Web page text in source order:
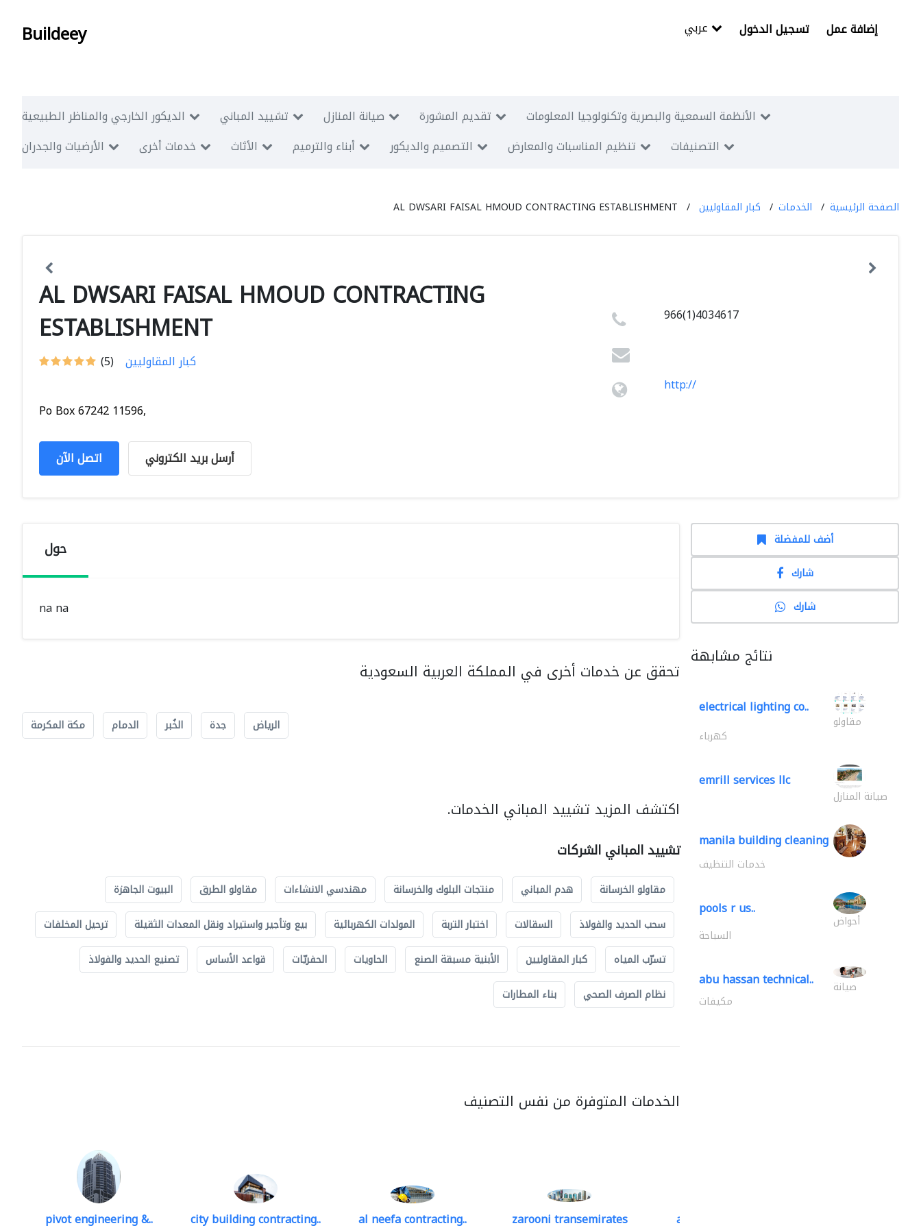
Buildeey تسجيل الدخول إضافة عمل
الديكور الخارجي والمناظر الطبيعية تشييد المباني صيانة المنازل تقديم المشورة
الأنظمة السمعية والبصرية وتكنولوجيا المعلومات
الأرضيات والجدران
خدمات أخرى الأثاث أبناء والترميم التصميم والديكور تنظيم المناسبات والمعارض التصنيفات
الصفحة الرئيسية الخدمات كبار المقاوليين AL DWSARI FAISAL HMOUD CONTRACTING ESTABLISHMENT
AL DWSARI FAISAL HMOUD CONTRACTING
ESTABLISHMENT
(5) كبار المقاوليين
Po Box 67242 11596,
اتصل الآن أرسل بريد الكتروني
966(1)4034617
http://
حول
na na
تحقق عن خدمات أخرى في المملكة العربية السعودية
الرياض جدة الخُبر الدمام مكة المكرمة
اكتشف المزيد تشييد المباني الخدمات.
تشييد المباني الشركات
مقاولو الخرسانة هدم المباني منتجات البلوك والخرسانة مهندسي الانشاءات مقاولو الطرق
البيوت الجاهزة
سحب الحديد والفولاذ
السقالات اختبار التربة المولدات الكهربائية بيع وتأجير واستيراد ونقل المعدات الثقيلة
ترحيل المخلفات
تسرّب المياه
كبار المقاوليين الأبنية مسبقة الصنع الحاويات الحفريّات قواعد الأساس
تصنيع الحديد والفولاذ
نظام الصرف الصحي
بناء المطارات
الخدمات المتوفرة من نفس التصنيف
pivot engineering &.. city building contracting.. al neefa contracting.. zarooni transemirates accurate bldh cont..
أضف للمفضلة
شارك
شارك
نتائج مشابهة
electrical lighting co..
مقاولو
كهرباء
emrill services llc
صيانة المنازل
manila building cleaning
خدمات التنظيف
pools r us..
أحواض
السباحة
abu hassan technical.. صيانة
مكيفات